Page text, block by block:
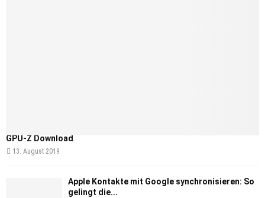
GPU-Z Download
13. August 2019
Apple Kontakte mit Google synchronisieren: So
gelingt die...